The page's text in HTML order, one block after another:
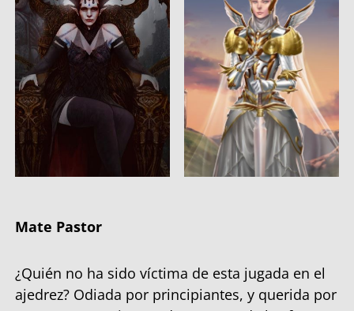
Mate Pastor
¿Quién no ha sido víctima de esta jugada en el
ajedrez? Odiada por principiantes, y querida por